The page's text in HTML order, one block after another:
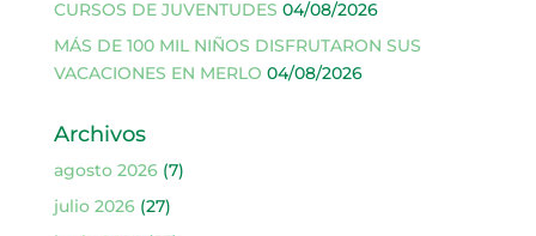
CURSOS DE JUVENTUDES 04/08/2026
MÁS DE 100 MIL NIÑOS DISFRUTARON SUS
VACACIONES EN MERLO 04/08/2026
Archivos
agosto 2026(7)
julio 2026(27)